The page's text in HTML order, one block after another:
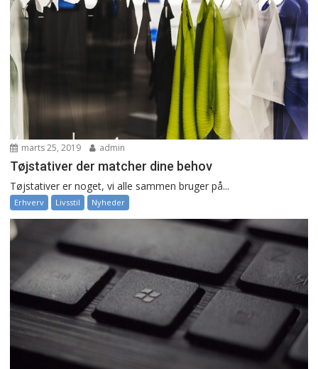
marts 25, 2019 admin
Tøjstativer der matcher dine behov
Tøjstativer er noget, vi alle sammen bruger på...
Erhverv Livsstil Nyheder